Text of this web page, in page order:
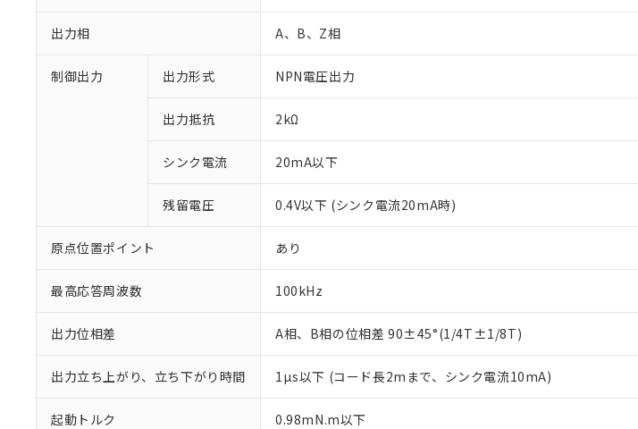
出力相 A、B、Z相
制御出力 出力形式 NPN電圧出力
出力抵抗 2kΩ
シンク電流 20mA以下
残留電圧 0.4V以下 (シンク電流20mA時)
原点位置ポイント あり
最高応答周波数 100kHz
出力位相差 A相、B相の位相差 90±45°(1/4T±1/8T)
出力立ち上がり、立ち下がり時間 1µs以下 (コード長2mまで、シンク電流10mA)
起動トルク 0.98mN.m以下
ご利用条件
※1 対応状況
対応済み：EU RoHS指令（10物質）の非含有に対応し
対応予定：EU RoHS指令（10物質）の非含有に対応した製
対応予定なし：EU RoHS指令（10物質）の非含有に非対応
調査・確認中：EU RoHS指令（10物質）の非含有の対応
仕入先様の事情により、非含有部品としていたものが、含
があります。
※1 中国RoHS○×表
「○」：最大均質材料含有率が中国RoHSの基準値以下であ